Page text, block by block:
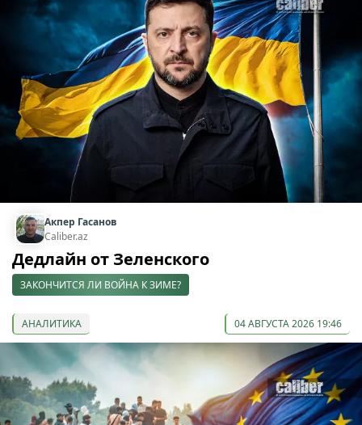
Акпер Гасанов
Caliber.az
Дедлайн от Зеленского
ЗАКОНЧИТСЯ ЛИ ВОЙНА К ЗИМЕ?
АНАЛИТИКА 04 АВГУСТА 2026 19:46